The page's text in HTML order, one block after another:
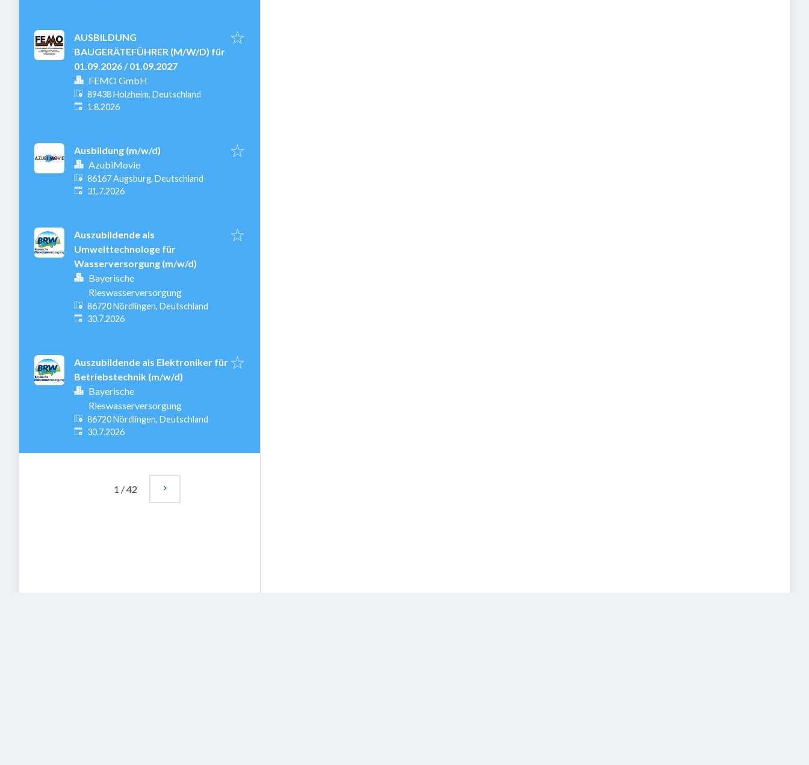
AUSBILDUNG
BAUGERÄTEFÜHRER (M/W/D) für
01.09.2026 / 01.09.2027
FEMO GmbH
89438 Holzheim, Deutschland
Veröffentlicht
1.8.2026
Ausbildung (m/w/d)
AzubiMovie
86167 Augsburg, Deutschland
Veröffentlicht
31.7.2026
Auszubildende als
Umwelttechnologe für
Wasserversorgung (m/w/d)
Bayerische
Rieswasserversorgung
86720 Nördlingen, Deutschland
Veröffentlicht
30.7.2026
Auszubildende als Elektroniker für
Betriebstechnik (m/w/d)
Bayerische
Rieswasserversorgung
86720 Nördlingen, Deutschland
Veröffentlicht
30.7.2026
1 /42